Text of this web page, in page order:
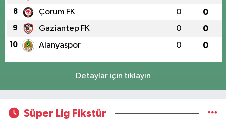
8 Çorum FK 0 0
9 Gaziantep FK 0 0
10 Alanyaspor 0 0
Detaylar için tıklayın
Süper Lig Fikstür